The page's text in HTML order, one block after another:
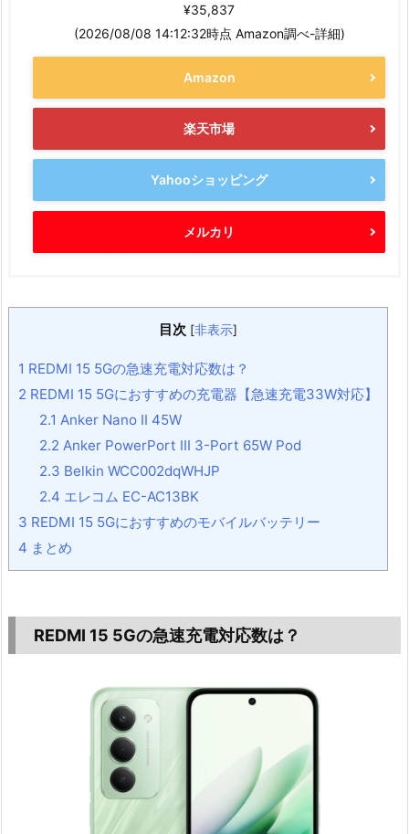
¥35,837
(2026/08/08 14:12:32時点 Amazon調べ-詳細)
Amazon
楽天市場
Yahooショッピング
メルカリ
目次 [非表示]
1 REDMI 15 5Gの急速充電対応数は？
2 REDMI 15 5Gにおすすめの充電器【急速充電33W対応】
2.1 Anker Nano II 45W
2.2 Anker PowerPort III 3-Port 65W Pod
2.3 Belkin WCC002dqWHJP
2.4 エレコム EC-AC13BK
3 REDMI 15 5Gにおすすめのモバイルバッテリー
4 まとめ
REDMI 15 5Gの急速充電対応数は？